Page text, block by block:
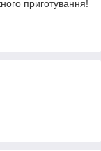
приготування!